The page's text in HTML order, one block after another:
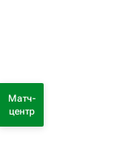
Матч-
центр